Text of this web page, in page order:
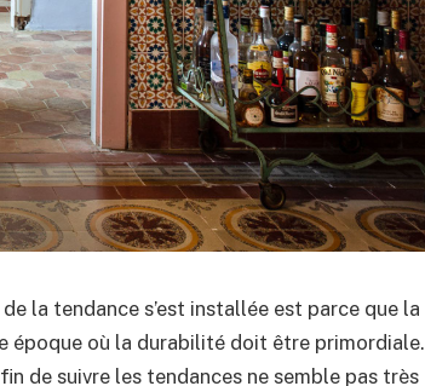
la tendance s’est installée est parce que la
époque où la durabilité doit être primordiale.
de suivre les tendances ne semble pas très